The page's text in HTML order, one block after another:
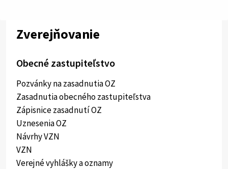
Zverejňovanie
Obecné zastupiteľstvo
Pozvánky na zasadnutia OZ
Zasadnutia obecného zastupiteľstva
Zápisnice zasadnutí OZ
Uznesenia OZ
Návrhy VZN
VZN
Verejné vyhlášky a oznamy